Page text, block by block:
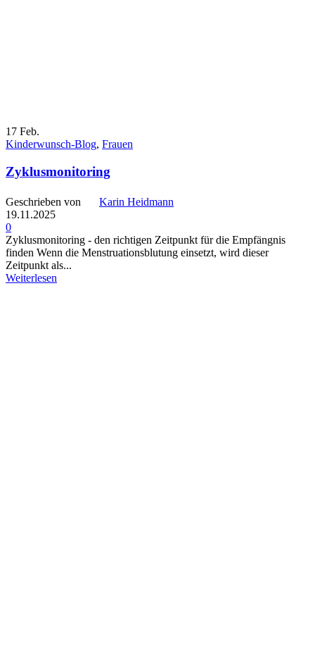
17 Feb.
Kinderwunsch-Blog, Frauen
Zyklusmonitoring
Geschrieben von
Karin Heidmann
19.11.2025
0
Zyklusmonitoring - den richtigen Zeitpunkt für die Empfängnis
finden Wenn die Menstruationsblutung einsetzt, wird dieser
Zeitpunkt als...
Weiterlesen